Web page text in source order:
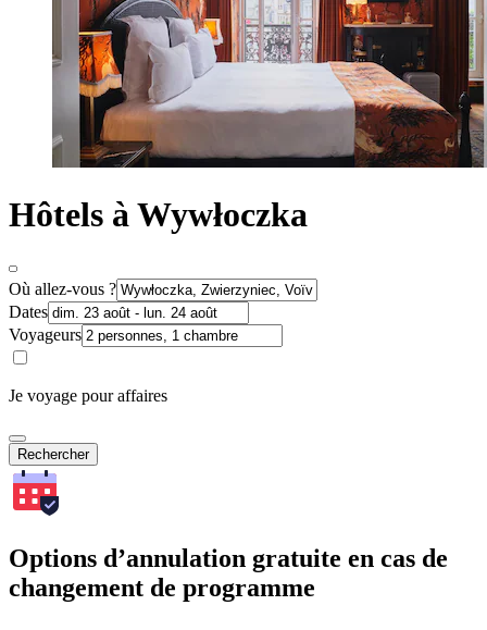
Hôtels à Wywłoczka
Où allez-vous ?
Dates
Voyageurs
Je voyage pour affaires
Rechercher
Options d’annulation gratuite en cas de
changement de programme